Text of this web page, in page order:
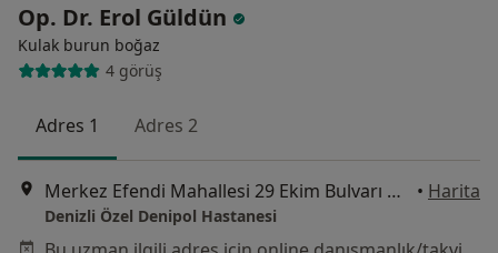
Op. Dr. Erol Güldün
Kulak burun boğaz
4 görüş
Adres 1 Adres 2
Merkez Efendi Mahallesi 29 Ekim Bulvarı No:102, Denizli • Harita
Denizli Özel Denipol Hastanesi